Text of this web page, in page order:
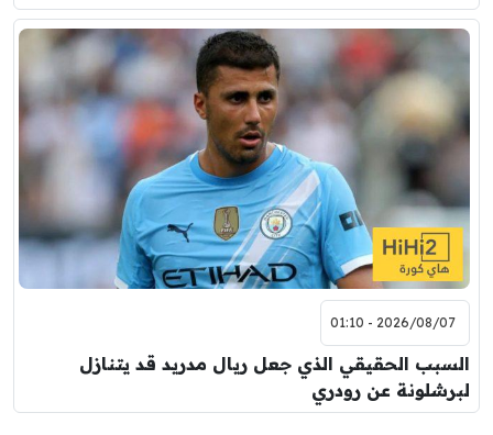
2026/08/07 - 01:10
السبب الحقيقي الذي جعل ريال مدريد قد يتنازل
لبرشلونة عن رودري